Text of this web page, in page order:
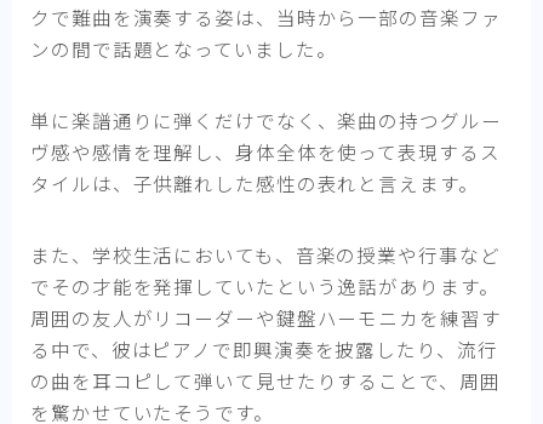
クで難曲を演奏する姿は、当時から一部の音楽ファ
ンの間で話題となっていました。
単に楽譜通りに弾くだけでなく、楽曲の持つグルー
ヴ感や感情を理解し、身体全体を使って表現するス
タイルは、子供離れした感性の表れと言えます。
また、学校生活においても、音楽の授業や行事など
でその才能を発揮していたという逸話があります。
周囲の友人がリコーダーや鍵盤ハーモニカを練習す
る中で、彼はピアノで即興演奏を披露したり、流行
の曲を耳コピして弾いて見せたりすることで、周囲
を驚かせていたそうです。